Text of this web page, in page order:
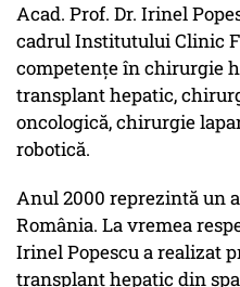
Acad. Prof. Dr. Irinel
cadrul Institutului Clinic
competențe în chirurgie
transplant hepatic,
oncologică, chirurgie
robotică.
Anul 2000 reprezintă un
România. La vremea
Irinel Popescu a realizat
transplant hepatic din